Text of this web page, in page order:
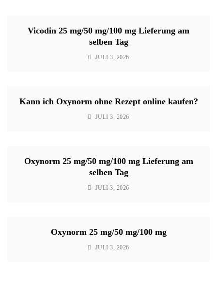
Vicodin 25 mg/50 mg/100 mg Lieferung am
selben Tag
JULI 3, 2026
Kann ich Oxynorm ohne Rezept online kaufen?
JULI 3, 2026
Oxynorm 25 mg/50 mg/100 mg Lieferung am
selben Tag
JULI 3, 2026
Oxynorm 25 mg/50 mg/100 mg
JULI 3, 2026